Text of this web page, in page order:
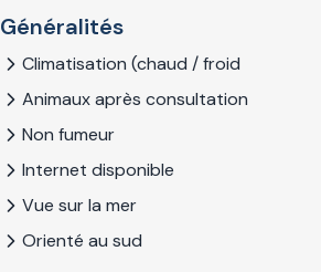
Généralités
Climatisation (chaud / froid
Animaux après consultation
Non fumeur
Internet disponible
Vue sur la mer
Orienté au sud